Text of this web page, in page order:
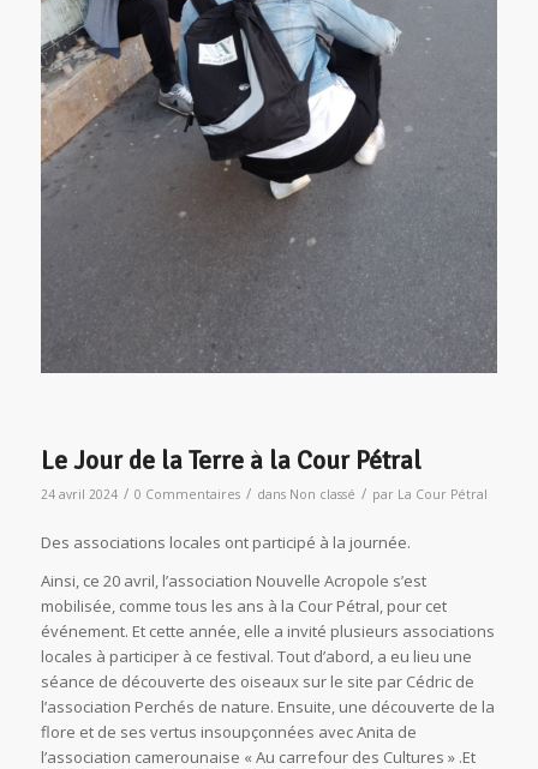
Le Jour de la Terre à la Cour Pétral
24 avril 2024 / 0 Commentaires / dans Non classé / par La Cour Pétral
Des associations locales ont participé à la journée.
Ainsi, ce 20 avril, l’association Nouvelle Acropole s’est
mobilisée, comme tous les ans à la Cour Pétral, pour cet
événement. Et cette année, elle a invité plusieurs associations
locales à participer à ce festival. Tout d’abord, a eu lieu une
séance de découverte des oiseaux sur le site par Cédric de
l’association Perchés de nature. Ensuite, une découverte de la
flore et de ses vertus insoupçonnées avec Anita de
l’association camerounaise « Au carrefour des Cultures » .Et